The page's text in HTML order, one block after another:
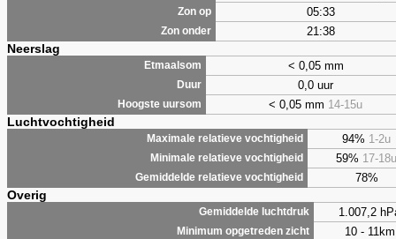
Zon op 05:33
Zon onder 21:38
Neerslag
Etmaalsom < 0,05 mm
Duur 0,0 uur
Hoogste uursom < 0,05 mm 14-15u
Luchtvochtigheid
Maximale relatieve vochtigheid 94% 1-2u
Minimale relatieve vochtigheid 59% 17-18u
Gemiddelde relatieve vochtigheid 78%
Overig
Gemiddelde luchtdruk 1.007,2
Minimum opgetreden zicht 10 - 11km